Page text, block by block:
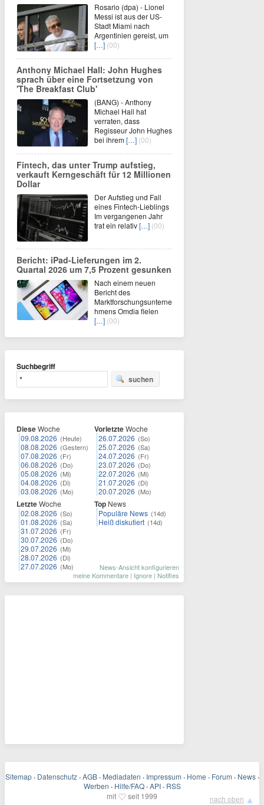
Rosario (dpa) - Lionel
Messi ist aus der US-
Stadt Miami nach
Argentinien gereist, um
[…] (00)
Anthony Michael Hall: John Hughes
sprach über eine Fortsetzung von
'The Breakfast Club'
(BANG) - Anthony
Michael Hall hat
verraten, dass
Regisseur John Hughes
bei ihrem[…] (00)
Fintech, das unter Trump aufstieg,
verkauft Kerngeschäft für 12 Millionen
Dollar
Der Aufstieg und Fall
eines Fintech-Lieblings
Im vergangenen Jahr
trat ein relativ[…] (00)
Bericht: iPad-Lieferungen im 2.
Quartal 2026 um 7,5 Prozent gesunken
Nach einem neuen
Bericht des
Marktforschungsunterne
hmens Omdia fielen
[…] (00)
Suchbegriff
suchen
DieseWoche
09.08.2026 (Heute)
08.08.2026 (Gestern)
07.08.2026 (Fr)
06.08.2026 (Do)
05.08.2026 (Mi)
04.08.2026 (Di)
03.08.2026 (Mo)
LetzteWoche
02.08.2026 (So)
01.08.2026 (Sa)
31.07.2026 (Fr)
30.07.2026 (Do)
29.07.2026 (Mi)
28.07.2026 (Di)
27.07.2026 (Mo)
VorletzteWoche
26.07.2026 (So)
25.07.2026 (Sa)
24.07.2026 (Fr)
23.07.2026 (Do)
22.07.2026 (Mi)
21.07.2026 (Di)
20.07.2026 (Mo)
Top News
Populäre News (14d)
Heiß diskutiert (14d)
News-Ansicht konfigurieren
meine Kommentare | Ignore | Notifies
Sitemap · Datenschutz · AGB · Mediadaten · Impressum · Home · Forum · News ·
Werben · Hilfe/FAQ · API · RSS
mit ♡ seit 1999 nach oben ▲